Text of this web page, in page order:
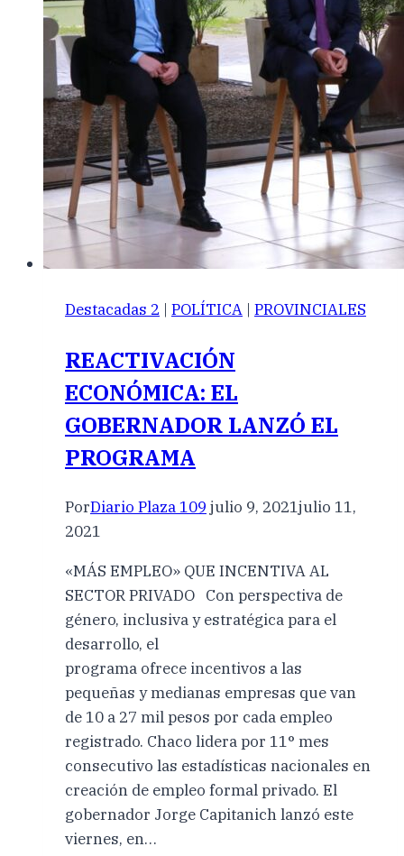
Destacadas 2 | POLÍTICA | PROVINCIALES
REACTIVACIÓN
ECONÓMICA: EL
GOBERNADOR LANZÓ EL
PROGRAMA
PorDiario Plaza 109 julio 9, 2021julio 11,
2021
«MÁS EMPLEO» QUE INCENTIVA AL
SECTOR PRIVADO Con perspectiva de
género, inclusiva y estratégica para el
desarrollo, el
programa ofrece incentivos a las
pequeñas y medianas empresas que van
de 10 a 27 mil pesos por cada empleo
registrado. Chaco lidera por 11° mes
consecutivo las estadísticas nacionales en
creación de empleo formal privado. El
gobernador Jorge Capitanich lanzó este
viernes, en…